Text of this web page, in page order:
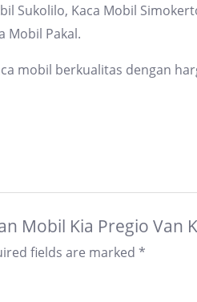
Sukolilo, Kaca Mobil
Mobil Pakal.
mobil berkualitas dengan
Mobil Kia Pregio Van
fields are marked *